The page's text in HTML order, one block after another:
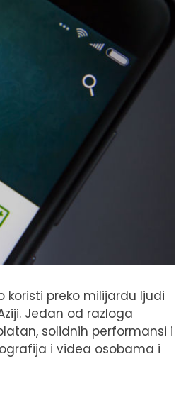
preko milijardu ljudi
Jedan od razloga
solidnih performansi i
i videa osobama i